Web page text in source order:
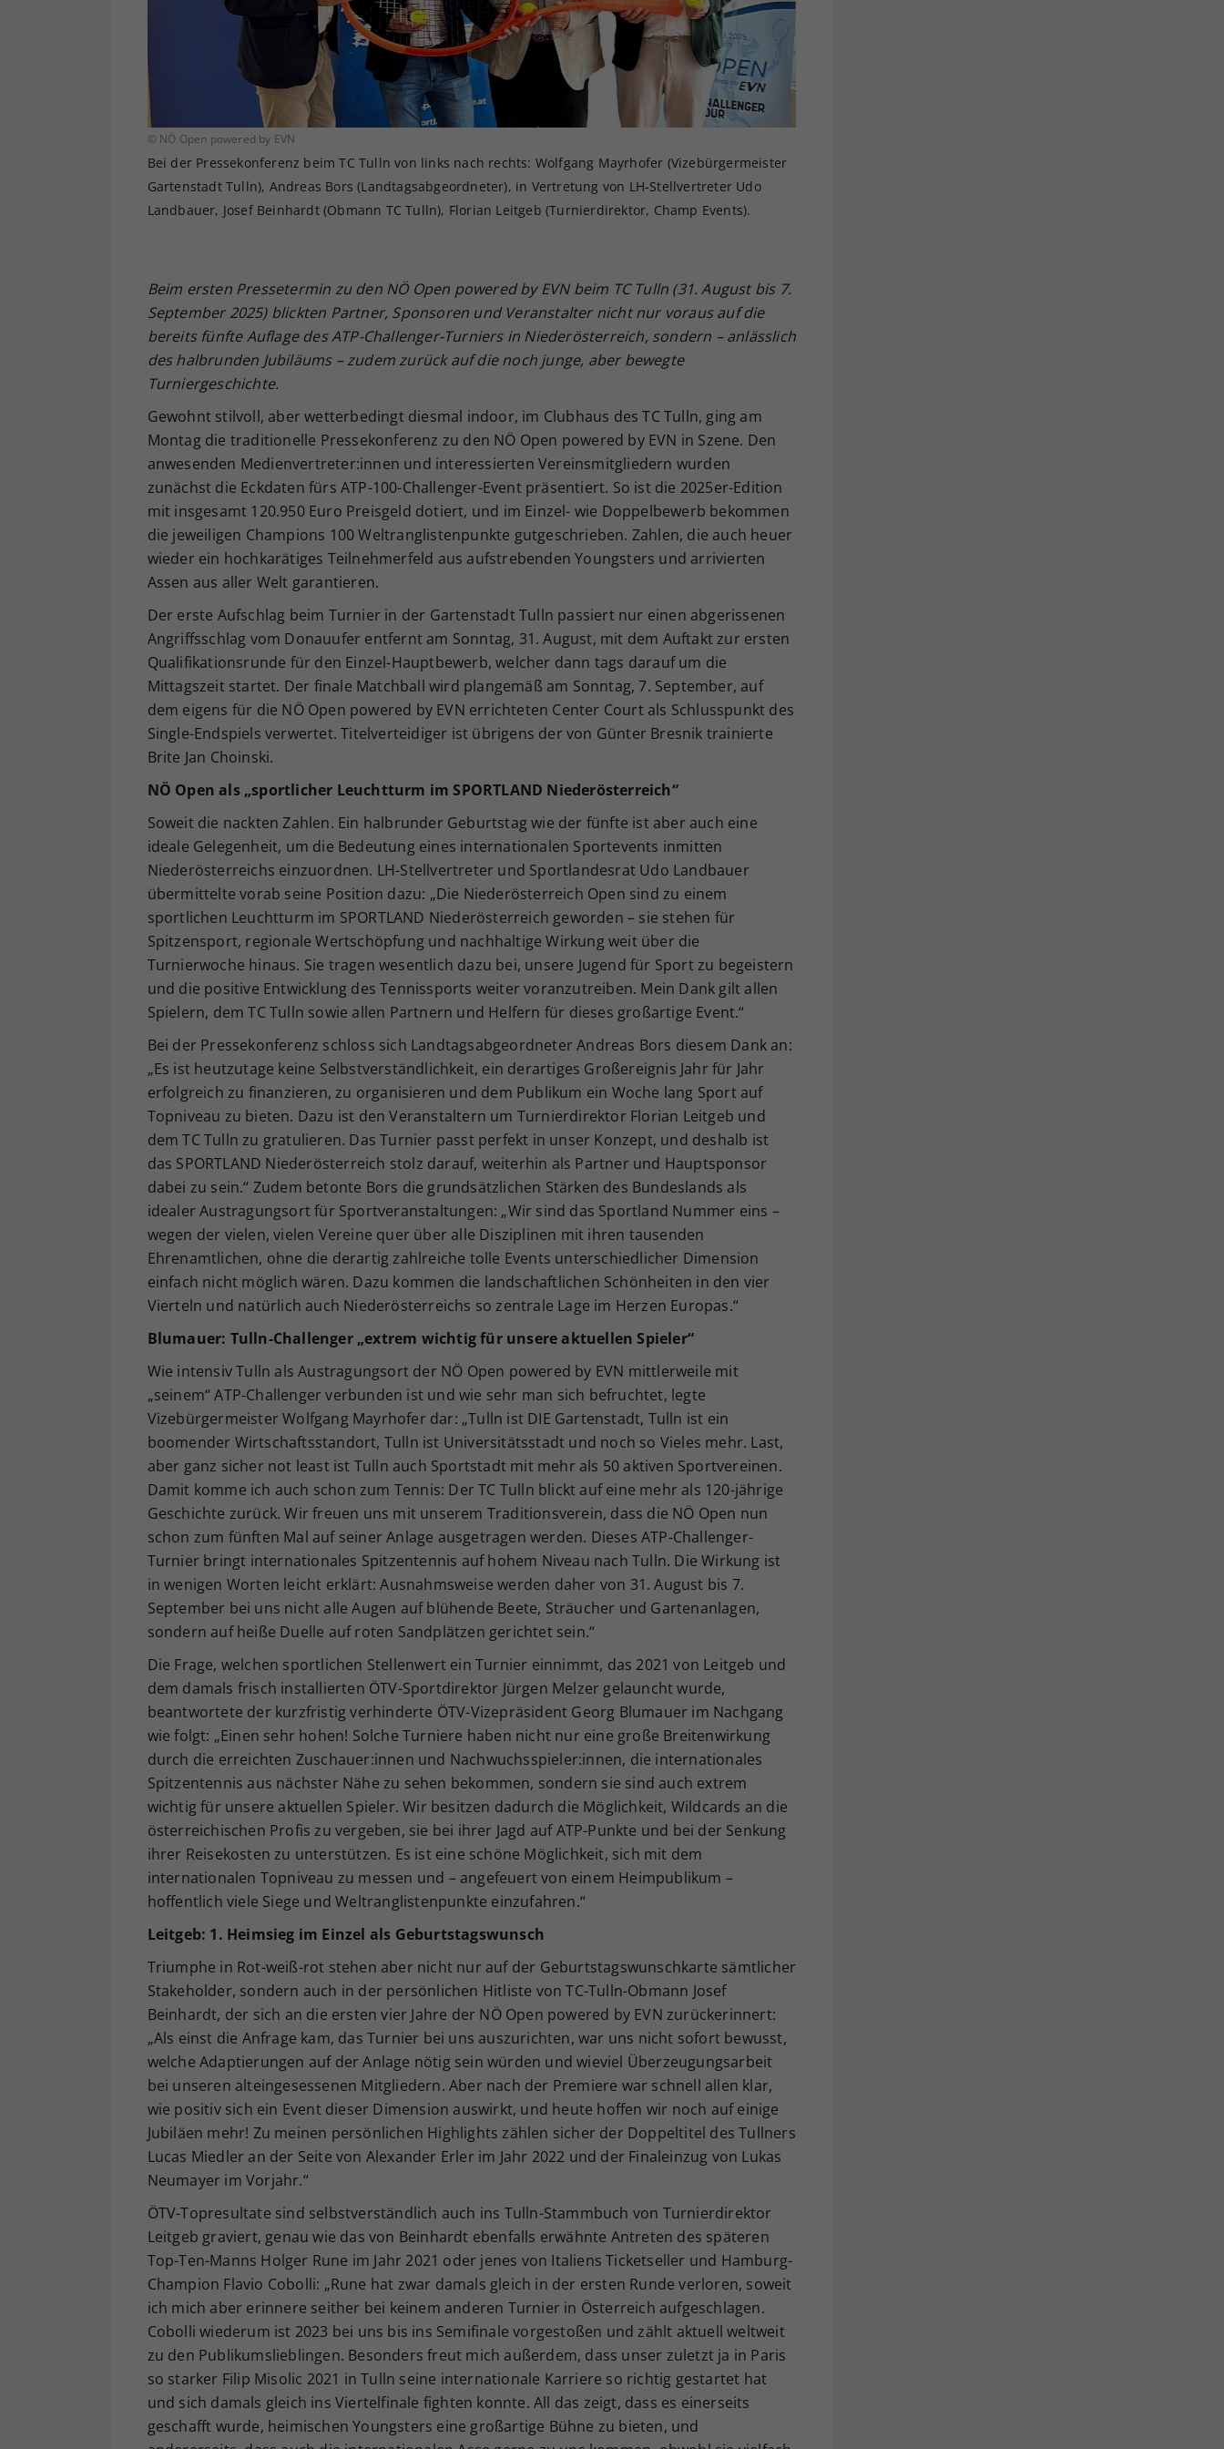
© NÖ Open powered by EVN
Bei der Pressekonferenz beim TC Tulln von links nach rechts: Wolfgang Mayrhofer (Vizebürgermeister
Gartenstadt Tulln), Andreas Bors (Landtagsabgeordneter), in Vertretung von LH-Stellvertreter Udo
Landbauer, Josef Beinhardt (Obmann TC Tulln), Florian Leitgeb (Turnierdirektor, Champ Events).
Beim ersten Pressetermin zu den NÖ Open powered by EVN beim TC Tulln (31. August bis 7.
September 2025) blickten Partner, Sponsoren und Veranstalter nicht nur voraus auf die
bereits fünfte Auflage des ATP-Challenger-Turniers in Niederösterreich, sondern – anlässlich
des halbrunden Jubiläums – zudem zurück auf die noch junge, aber bewegte
Turniergeschichte.
Gewohnt stilvoll, aber wetterbedingt diesmal indoor, im Clubhaus des TC Tulln, ging am
Montag die traditionelle Pressekonferenz zu den NÖ Open powered by EVN in Szene. Den
anwesenden Medienvertreter:innen und interessierten Vereinsmitgliedern wurden
zunächst die Eckdaten fürs ATP-100-Challenger-Event präsentiert. So ist die 2025er-Edition
mit insgesamt 120.950 Euro Preisgeld dotiert, und im Einzel- wie Doppelbewerb bekommen
die jeweiligen Champions 100 Weltranglistenpunkte gutgeschrieben. Zahlen, die auch heuer
wieder ein hochkarätiges Teilnehmerfeld aus aufstrebenden Youngsters und arrivierten
Assen aus aller Welt garantieren.
Der erste Aufschlag beim Turnier in der Gartenstadt Tulln passiert nur einen abgerissenen
Angriffsschlag vom Donauufer entfernt am Sonntag, 31. August, mit dem Auftakt zur ersten
Qualifikationsrunde für den Einzel-Hauptbewerb, welcher dann tags darauf um die
Mittagszeit startet. Der finale Matchball wird plangemäß am Sonntag, 7. September, auf
dem eigens für die NÖ Open powered by EVN errichteten Center Court als Schlusspunkt des
Single-Endspiels verwertet. Titelverteidiger ist übrigens der von Günter Bresnik trainierte
Brite Jan Choinski.
NÖ Open als „sportlicher Leuchtturm im SPORTLAND Niederösterreich“
Soweit die nackten Zahlen. Ein halbrunder Geburtstag wie der fünfte ist aber auch eine
ideale Gelegenheit, um die Bedeutung eines internationalen Sportevents inmitten
Niederösterreichs einzuordnen. LH-Stellvertreter und Sportlandesrat Udo Landbauer
übermittelte vorab seine Position dazu: „Die Niederösterreich Open sind zu einem
sportlichen Leuchtturm im SPORTLAND Niederösterreich geworden – sie stehen für
Spitzensport, regionale Wertschöpfung und nachhaltige Wirkung weit über die
Turnierwoche hinaus. Sie tragen wesentlich dazu bei, unsere Jugend für Sport zu begeistern
und die positive Entwicklung des Tennissports weiter voranzutreiben. Mein Dank gilt allen
Spielern, dem TC Tulln sowie allen Partnern und Helfern für dieses großartige Event.“
Bei der Pressekonferenz schloss sich Landtagsabgeordneter Andreas Bors diesem Dank an:
„Es ist heutzutage keine Selbstverständlichkeit, ein derartiges Großereignis Jahr für Jahr
erfolgreich zu finanzieren, zu organisieren und dem Publikum ein Woche lang Sport auf
Topniveau zu bieten. Dazu ist den Veranstaltern um Turnierdirektor Florian Leitgeb und
dem TC Tulln zu gratulieren. Das Turnier passt perfekt in unser Konzept, und deshalb ist
das SPORTLAND Niederösterreich stolz darauf, weiterhin als Partner und Hauptsponsor
dabei zu sein.“ Zudem betonte Bors die grundsätzlichen Stärken des Bundeslands als
idealer Austragungsort für Sportveranstaltungen: „Wir sind das Sportland Nummer eins –
wegen der vielen, vielen Vereine quer über alle Disziplinen mit ihren tausenden
Ehrenamtlichen, ohne die derartig zahlreiche tolle Events unterschiedlicher Dimension
einfach nicht möglich wären. Dazu kommen die landschaftlichen Schönheiten in den vier
Vierteln und natürlich auch Niederösterreichs so zentrale Lage im Herzen Europas.“
Blumauer: Tulln-Challenger „extrem wichtig für unsere aktuellen Spieler“
Wie intensiv Tulln als Austragungsort der NÖ Open powered by EVN mittlerweile mit
„seinem“ ATP-Challenger verbunden ist und wie sehr man sich befruchtet, legte
Vizebürgermeister Wolfgang Mayrhofer dar: „Tulln ist DIE Gartenstadt, Tulln ist ein
boomender Wirtschaftsstandort, Tulln ist Universitätsstadt und noch so Vieles mehr. Last,
aber ganz sicher not least ist Tulln auch Sportstadt mit mehr als 50 aktiven Sportvereinen.
Damit komme ich auch schon zum Tennis: Der TC Tulln blickt auf eine mehr als 120-jährige
Geschichte zurück. Wir freuen uns mit unserem Traditionsverein, dass die NÖ Open nun
schon zum fünften Mal auf seiner Anlage ausgetragen werden. Dieses ATP-Challenger-
Turnier bringt internationales Spitzentennis auf hohem Niveau nach Tulln. Die Wirkung ist
in wenigen Worten leicht erklärt: Ausnahmsweise werden daher von 31. August bis 7.
September bei uns nicht alle Augen auf blühende Beete, Sträucher und Gartenanlagen,
sondern auf heiße Duelle auf roten Sandplätzen gerichtet sein.“
Die Frage, welchen sportlichen Stellenwert ein Turnier einnimmt, das 2021 von Leitgeb und
dem damals frisch installierten ÖTV-Sportdirektor Jürgen Melzer gelauncht wurde,
beantwortete der kurzfristig verhinderte ÖTV-Vizepräsident Georg Blumauer im Nachgang
wie folgt: „Einen sehr hohen! Solche Turniere haben nicht nur eine große Breitenwirkung
durch die erreichten Zuschauer:innen und Nachwuchsspieler:innen, die internationales
Spitzentennis aus nächster Nähe zu sehen bekommen, sondern sie sind auch extrem
wichtig für unsere aktuellen Spieler. Wir besitzen dadurch die Möglichkeit, Wildcards an die
österreichischen Profis zu vergeben, sie bei ihrer Jagd auf ATP-Punkte und bei der Senkung
ihrer Reisekosten zu unterstützen. Es ist eine schöne Möglichkeit, sich mit dem
internationalen Topniveau zu messen und – angefeuert von einem Heimpublikum –
hoffentlich viele Siege und Weltranglistenpunkte einzufahren.“
Leitgeb: 1. Heimsieg im Einzel als Geburtstagswunsch
Triumphe in Rot-weiß-rot stehen aber nicht nur auf der Geburtstagswunschkarte sämtlicher
Stakeholder, sondern auch in der persönlichen Hitliste von TC-Tulln-Obmann Josef
Beinhardt, der sich an die ersten vier Jahre der NÖ Open powered by EVN zurückerinnert:
„Als einst die Anfrage kam, das Turnier bei uns auszurichten, war uns nicht sofort bewusst,
welche Adaptierungen auf der Anlage nötig sein würden und wieviel Überzeugungsarbeit
bei unseren alteingesessenen Mitgliedern. Aber nach der Premiere war schnell allen klar,
wie positiv sich ein Event dieser Dimension auswirkt, und heute hoffen wir noch auf einige
Jubiläen mehr! Zu meinen persönlichen Highlights zählen sicher der Doppeltitel des Tullners
Lucas Miedler an der Seite von Alexander Erler im Jahr 2022 und der Finaleinzug von Lukas
Neumayer im Vorjahr.“
ÖTV-Topresultate sind selbstverständlich auch ins Tulln-Stammbuch von Turnierdirektor
Leitgeb graviert, genau wie das von Beinhardt ebenfalls erwähnte Antreten des späteren
Top-Ten-Manns Holger Rune im Jahr 2021 oder jenes von Italiens Ticketseller und Hamburg-
Champion Flavio Cobolli: „Rune hat zwar damals gleich in der ersten Runde verloren, soweit
ich mich aber erinnere seither bei keinem anderen Turnier in Österreich aufgeschlagen.
Cobolli wiederum ist 2023 bei uns bis ins Semifinale vorgestoßen und zählt aktuell weltweit
zu den Publikumslieblingen. Besonders freut mich außerdem, dass unser zuletzt ja in Paris
so starker Filip Misolic 2021 in Tulln seine internationale Karriere so richtig gestartet hat
und sich damals gleich ins Viertelfinale fighten konnte. All das zeigt, dass es einerseits
geschafft wurde, heimischen Youngsters eine großartige Bühne zu bieten, und
Ihrer vorgenommen Einstellungen, falls der
Webseiten-Betreiber dies eingestellt hat.